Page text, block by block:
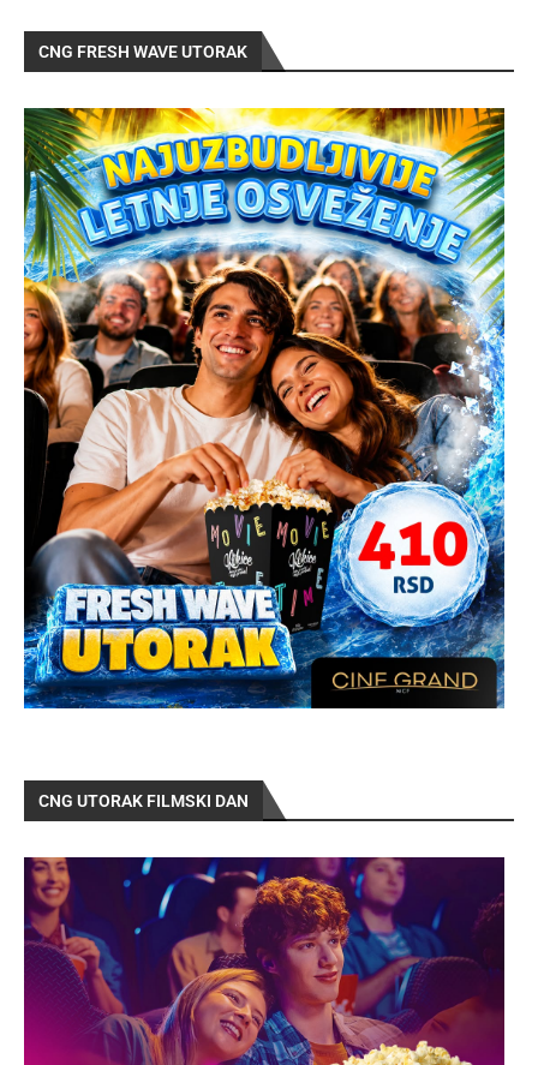
CNG FRESH WAVE UTORAK
CNG UTORAK FILMSKI DAN